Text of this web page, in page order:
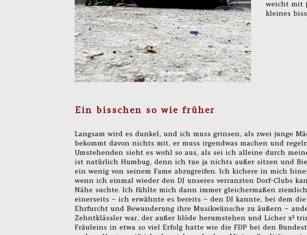
weicht mit
kleines
Ein bisschen so wie früher
Langsam wird es dunkel, und ich muss grinsen, als zwei junge
bekommt davon nichts mit, er muss irgendwas machen und
Umstehenden sieht es wohl so aus, als sei ich alleine durch
ist natürlich Humbug, denn ich tue ja nichts außer sitzen und
ein wenig von seinem Fame abzugreifen. Ich kichere in mich
wenn ich einmal wieder den DJ unseres verranzten Dorf-Clubs
Nähe suchte. Ich fühlte mich dann immer gleichermaßen
einerseits – ich erwähnte es bereits – den DJ kannte, bei dem
Ehrfurcht und Bewunderung ihre Musikwünsche zu äußern –
Zehntklässler war, der außer blöde herumstehen und Licher x²
Fräuleins in etwa so viel Erfolg hatte wie die FDP bei den